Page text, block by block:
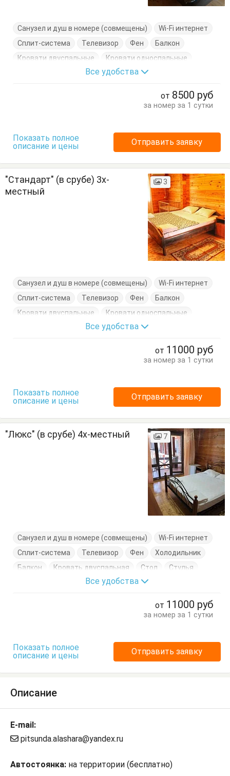
Санузел и душ в номере (совмещены)
Wi-Fi интернет
Сплит-система
Телевизор Фен
Балкон
Кровати двуспальные
Кровати односпальные
Тумбочки Шкаф
Все удобства
от 8500 руб
за номер за 1 сутки
Показать полное
описание и цены
Отправить заявку
"Стандарт" (в срубе) 3х-
местный
3
Санузел и душ в номере (совмещены)
Wi-Fi интернет
Сплит-система
Телевизор Фен
Балкон
Кровати двуспальные
Кровати односпальные
Тумбочки Шкаф
Все удобства
от 11000 руб
за номер за 1 сутки
Показать полное
описание и цены
Отправить заявку
"Люкс" (в срубе) 4х-местный 7
Санузел и душ в номере (совмещены)
Wi-Fi интернет
Сплит-система
Телевизор Фен
Холодильник
Балкон
Кровать двуспальная Стол
Стулья
Все удобства
от 11000 руб
за номер за 1 сутки
Показать полное
описание и цены
Отправить заявку
Описание
E-mail:
pitsunda.alashara@yandex.ru
Автостоянка: на территории (бесплатно)